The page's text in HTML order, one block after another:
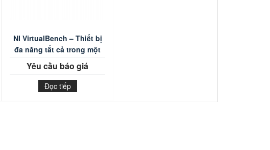
NI VirtualBench – Thiết bị
đa năng tất cả trong một
Yêu cầu báo giá
Đọc tiếp